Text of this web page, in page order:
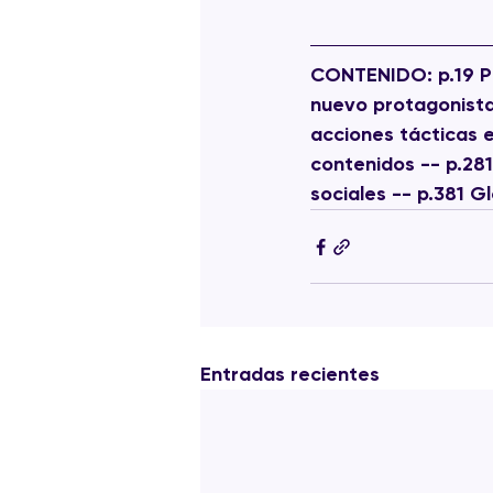
CONTENIDO: p.19
nuevo
acciones tácticas
contenidos --
sociales -- p.381
Entradas recientes